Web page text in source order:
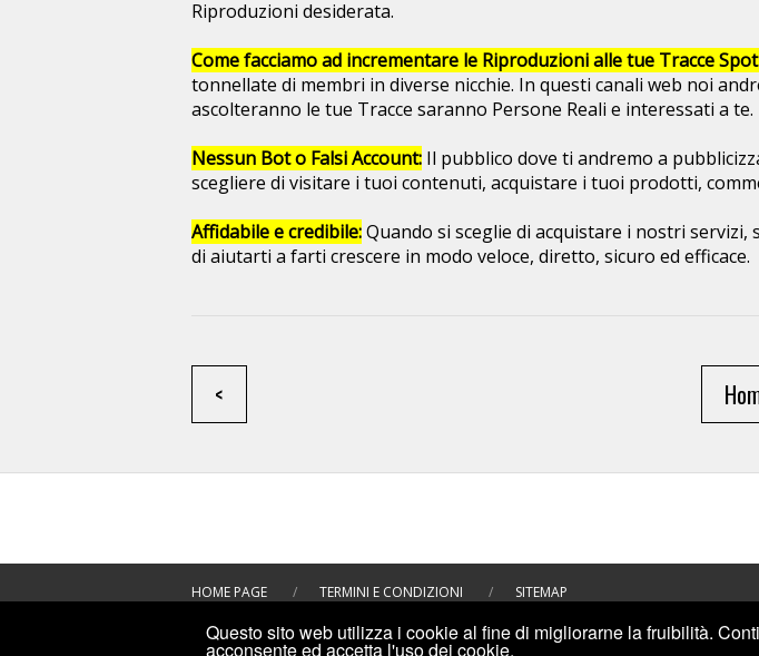
Riproduzioni desiderata.
Come facciamo ad incrementare le Riproduzioni alle tue Tracce
tonnellate di membri in diverse nicchie. In questi canali web noi
ascolteranno le tue Tracce saranno Persone Reali e interessati a te.
Nessun Bot o Falsi Account: Il pubblico dove ti andremo a
scegliere di visitare i tuoi contenuti, acquistare i tuoi prodotti,
Affidabile e credibile:Quando si sceglie di acquistare i nostri
di aiutarti a farti crescere in modo veloce, diretto, sicuro ed efficace.
<
HOME PAGE / TERMINI E CONDIZIONI / SITEMAP
©2019INCREMENTIPLUS: COMPRARE MI PIACE FACEBOOK, VISUALIZZAZIONI YOUTUBE E ALTRO PER I
Questo sito web utilizza i cookie al fine di migliorarne la fruibilità.
acconsente ed accetta l'uso dei cookie.